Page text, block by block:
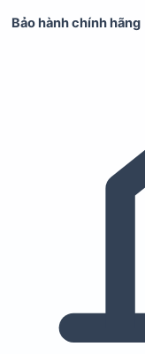
Bảo hành chính hãng